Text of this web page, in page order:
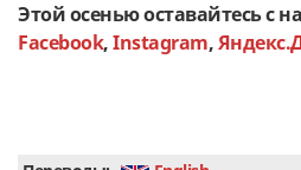
Этой осенью оставайтесь с
Facebook,Instagram,